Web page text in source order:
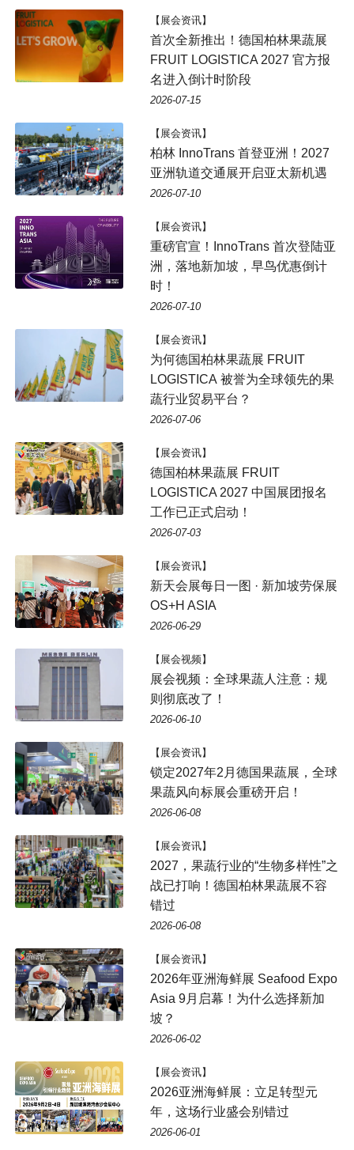
【展会资讯】
首次全新推出！德国柏林果蔬展
FRUIT LOGISTICA 2027 官方报
名进入倒计时阶段
2026-07-15
【展会资讯】
柏林 InnoTrans 首登亚洲！2027
亚洲轨道交通展开启亚太新机遇
2026-07-10
【展会资讯】
重磅官宣！InnoTrans 首次登陆亚
洲，落地新加坡，早鸟优惠倒计
时！
2026-07-10
【展会资讯】
为何德国柏林果蔬展 FRUIT
LOGISTICA 被誉为全球领先的果
蔬行业贸易平台？
2026-07-06
【展会资讯】
德国柏林果蔬展 FRUIT
LOGISTICA 2027 中国展团报名
工作已正式启动！
2026-07-03
【展会资讯】
新天会展每日一图 · 新加坡劳保展
OS+H ASIA
2026-06-29
【展会视频】
展会视频：全球果蔬人注意：规
则彻底改了！
2026-06-10
【展会资讯】
锁定2027年2月德国果蔬展，全球
果蔬风向标展会重磅开启！
2026-06-08
【展会资讯】
2027，果蔬行业的“生物多样性”之
战已打响！德国柏林果蔬展不容
错过
2026-06-08
【展会资讯】
2026年亚洲海鲜展 Seafood Expo
Asia 9月启幕！为什么选择新加
坡？
2026-06-02
【展会资讯】
2026亚洲海鲜展：立足转型元
年，这场行业盛会别错过
2026-06-01